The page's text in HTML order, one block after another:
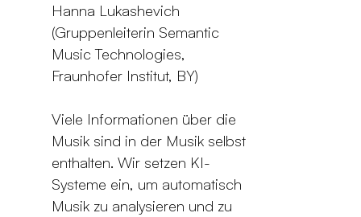
Hanna Lukashevich
(Gruppenleiterin Semantic
Music Technologies,
Fraunhofer Institut, BY)
Viele Informationen über die
Musik sind in der Musik selbst
enthalten. Wir setzen KI-
Systeme ein, um automatisch
Musik zu analysieren und zu